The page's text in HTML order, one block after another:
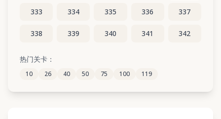
333 334 335 336 337
338 339 340 341 342
343
348 349 350 351
热门关卡：
10 26 40 50 75 100 119